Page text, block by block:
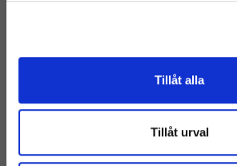
Tillåt alla
Tillåt urval